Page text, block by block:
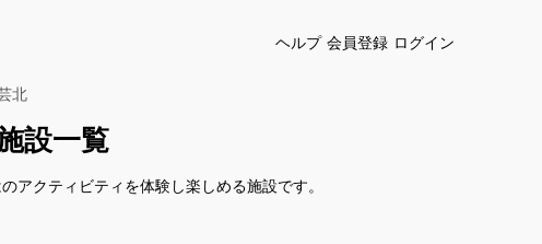
ヘルプ 会員登録 ログイン
北
設一覧
クティビティを体験し楽しめる施設です。